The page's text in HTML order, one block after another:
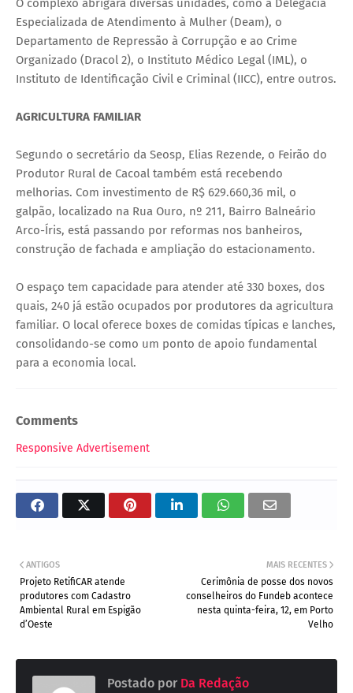
O complexo abrigará diversas unidades, como a Delegacia
Especializada de Atendimento à Mulher (Deam), o
Departamento de Repressão à Corrupção e ao Crime
Organizado (Dracol 2), o Instituto Médico Legal (IML), o
Instituto de Identificação Civil e Criminal (IICC), entre outros.
AGRICULTURA FAMILIAR
Segundo o secretário da Seosp, Elias Rezende, o Feirão do
Produtor Rural de Cacoal também está recebendo
melhorias. Com investimento de R$ 629.660,36 mil, o
galpão, localizado na Rua Ouro, nº 211, Bairro Balneário
Arco-Íris, está passando por reformas nos banheiros,
construção de fachada e ampliação do estacionamento.
O espaço tem capacidade para atender até 330 boxes, dos
quais, 240 já estão ocupados por produtores da agricultura
familiar. O local oferece boxes de comidas típicas e lanches,
consolidando-se como um ponto de apoio fundamental
para a economia local.
Comments
Responsive Advertisement
MAIS RECENTES
Cerimônia de posse dos novos
conselheiros do Fundeb acontece
nesta quinta-feira, 12, em Porto
Velho
ANTIGOS
Projeto RetifiCAR atende
produtores com Cadastro
Ambiental Rural em Espigão
d’Oeste
Postado por Da Redação